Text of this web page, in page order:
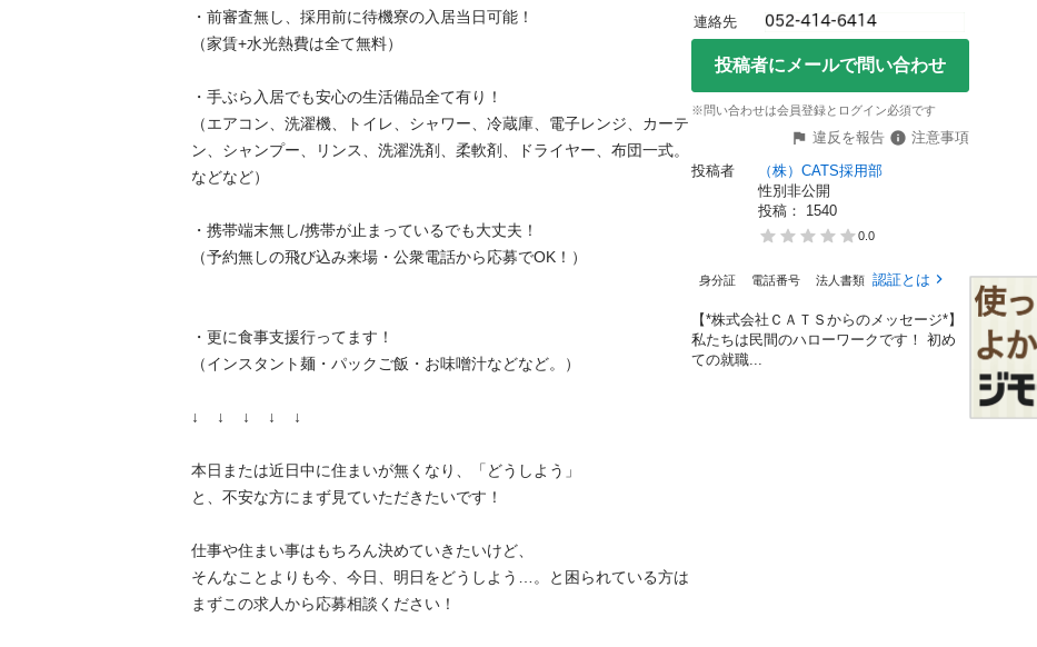
・前審査無し、採用前に待機寮の入居当日可能！
（家賃+水光熱費は全て無料）
・手ぶら入居でも安心の生活備品全て有り！
（エアコン、洗濯機、トイレ、シャワー、冷蔵庫、電子レンジ、カーテ
ン、シャンプー、リンス、洗濯洗剤、柔軟剤、ドライヤー、布団一式。
などなど）
・携帯端末無し/携帯が止まっているでも大丈夫！
（予約無しの飛び込み来場・公衆電話から応募でOK！）
・更に食事支援行ってます！
（インスタント麺・パックご飯・お味噌汁などなど。）
↓    ↓    ↓    ↓    ↓
本日または近日中に住まいが無くなり、「どうしよう」
と、不安な方にまず見ていただきたいです！
仕事や住まい事はもちろん決めていきたいけど、
そんなことよりも今、今日、明日をどうしよう…。と困られている方は
まずこの求人から応募相談ください！
連絡先
投稿者にメールで問い合わせ
※問い合わせは会員登録とログイン必須です
違反を報告
注意事項
投稿者
（株）CATS採用部
性別非公開
投稿： 1540
0.0
身分証 電話番号 法人書類 認証とは
【*株式会社ＣＡＴＳからのメッセージ*】
私たちは民間のハローワークです！ 初め
ての就職...